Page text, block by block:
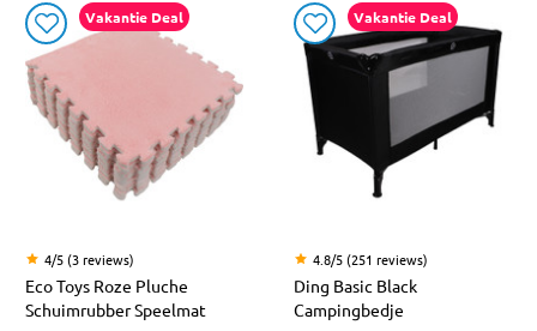
Vakantie Deal
4/5 (3 reviews)
Eco Toys Roze Pluche
Schuimrubber Speelmat
Vakantie Deal
4.8/5 (251 reviews)
Ding Basic Black
Campingbedje